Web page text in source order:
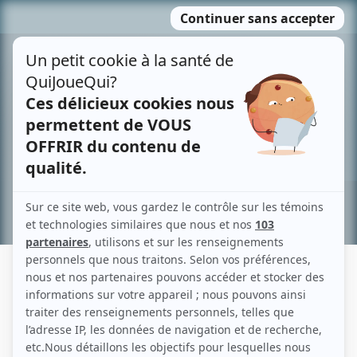
MENU
contenu
Recherche avancée »
SONIA GALVAO
Liens
Fiche de Sonia Galvao sur Showbizz.net